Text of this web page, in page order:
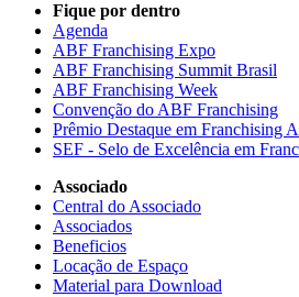
Fique por dentro
Agenda
ABF Franchising Expo
ABF Franchising Summit Brasil
ABF Franchising Week
Convenção do ABF Franchising
Prêmio Destaque em Franchising
SEF - Selo de Excelência em
Associado
Central do Associado
Associados
Beneficios
Locação de Espaço
Material para Download